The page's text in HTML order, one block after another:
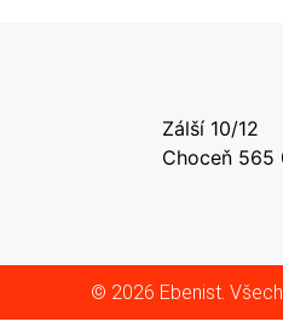
Zálší 10/12
Choceň 565
© 2026 Ebenist.